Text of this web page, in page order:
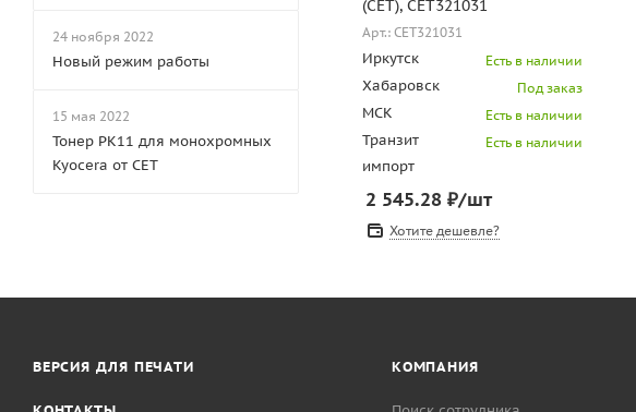
(CET), CET321031
Арт.: CET321031
Иркутск Есть в наличии
Хабаровск Под заказ
МСК Есть в наличии
Транзит
импорт
Есть в наличии
2 545.28 ₽/шт
Хотите дешевле?
24 ноября 2022
Новый режим работы
15 мая 2022
Тонер PK11 для монохромных
Kyocera от CET
ВЕРСИЯ ДЛЯ ПЕЧАТИ КОМПАНИЯ